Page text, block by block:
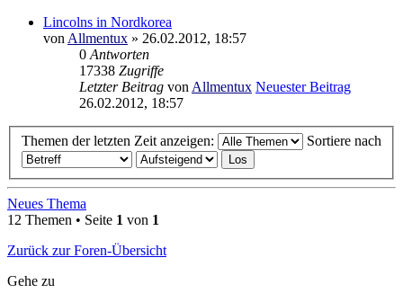
Lincolns in Nordkorea
von Allmentux » 26.02.2012, 18:57
0 Antworten
17338 Zugriffe
Letzter Beitrag von Allmentux Neuester Beitrag
26.02.2012, 18:57
Themen der letzten Zeit anzeigen: Sortiere nach
Neues Thema
12 Themen • Seite 1 von 1
Zurück zur Foren-Übersicht
Gehe zu